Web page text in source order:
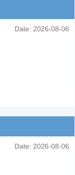
Date: 2026-08-06
Date: 2026-08-06